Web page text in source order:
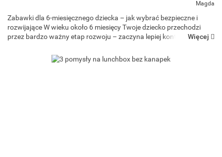
Magda
Zabawki dla 6-miesięcznego dziecka – jak wybrać bezpieczne i
rozwijające W wieku około 6 miesięcy Twoje dziecko przechodzi
przez bardzo ważny etap rozwoju – zaczyna lepiej kontrolować
Więcej